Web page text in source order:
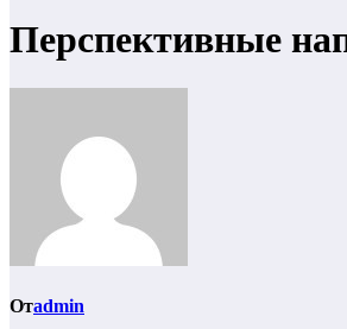
Перспективные
Отadmin